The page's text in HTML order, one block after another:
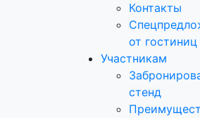
Контакты
от гостиниц
Участникам
стенд